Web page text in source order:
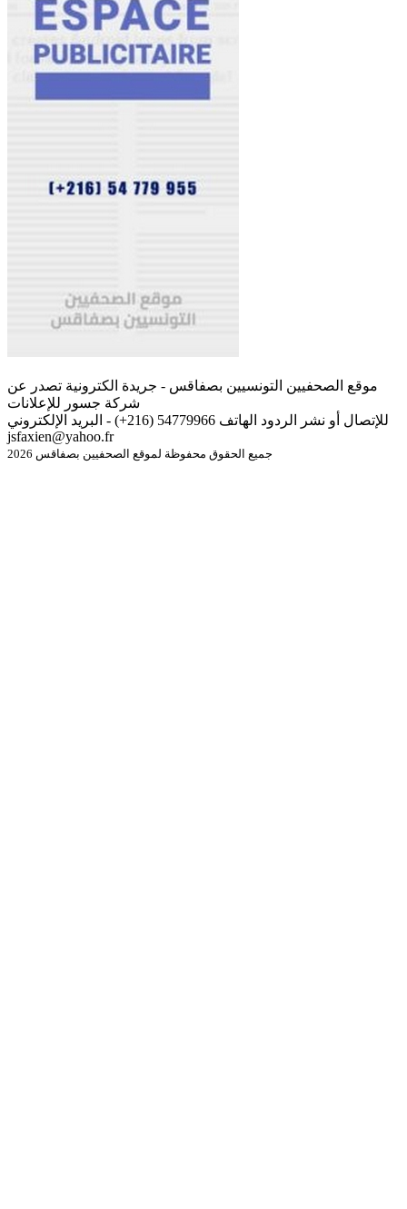
موقع الصحفيين التونسيين بصفاقس - جريدة الكترونية تصدر عن
شركة جسور للإعلانات
للإتصال أو نشر الردود الهاتف 54779966 (216+) - البريد الإلكتروني
jsfaxien@yahoo.fr
جميع الحقوق محفوظة لموقع الصحفيين بصفاقس 2026